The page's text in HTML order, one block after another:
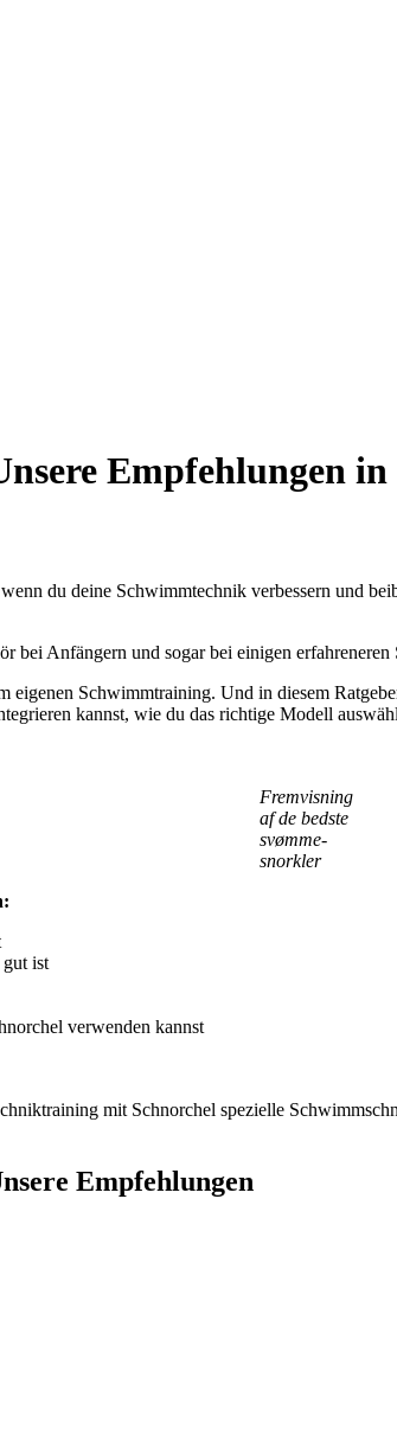
Empfehlungen
du deine Schwimmtechnik verbessern und
bei Anfängern und sogar bei einigen
eigenen Schwimmtraining. Und in diesem
kannst, wie du das richtige Modell
Fremvisning
af de bedste
svømme-
snorkler
ist
verwenden kannst
mit Schnorchel spezielle
Empfehlungen